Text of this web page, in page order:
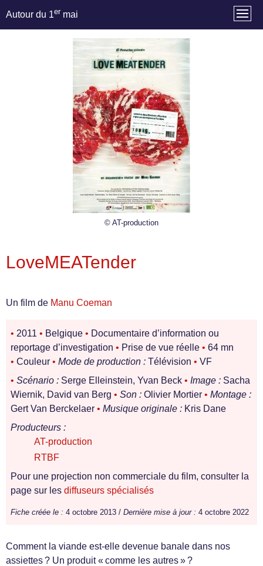
Autour du 1er mai
© AT-production
LoveMEATender
Un film de Manu Coeman
• 2011 • Belgique • Documentaire d’information ou
reportage d’investigation • Prise de vue réelle • 64 mn
• Couleur • Mode de production : Télévision • VF
• Scénario : Serge Elleinstein, Yvan Beck • Image : Sacha
Wiernik, David van Berg • Son : Olivier Mortier • Montage :
Gert Van Berckelaer • Musique originale : Kris Dane
Producteurs :
AT-production
RTBF
Pour une projection non commerciale du film, consulter la
page sur les diffuseurs spécialisés
Fiche créée le : 4 octobre 2013 / Dernière mise à jour : 4 octobre 2022
Comment la viande est-elle devenue banale dans nos
assiettes ? Un produit « comme les autres » ?